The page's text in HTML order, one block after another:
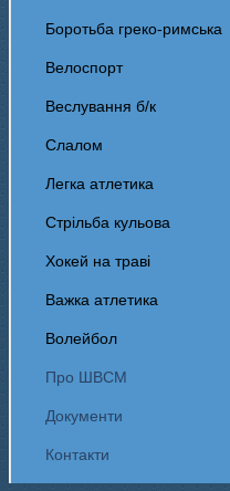
Боротьба греко-римська
Велоспорт
Веслування б/к
Cлалом
Легка атлетика
Стрільба кульова
Хокей на траві
Важка атлетика
Волейбол
Про ШВСМ
Документи
Контакти